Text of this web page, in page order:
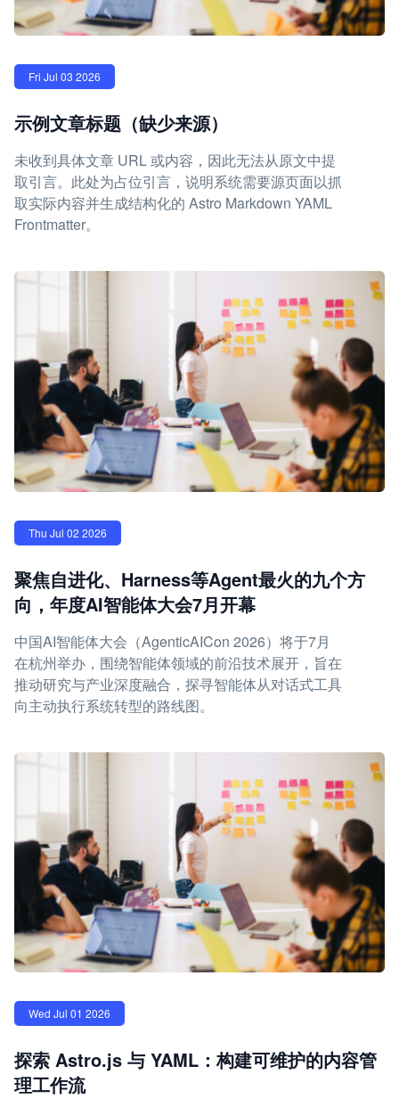
Fri Jul 03 2026
示例文章标题（缺少来源）
未收到具体文章 URL 或内容，因此无法从原文中提
取引言。此处为占位引言，说明系统需要源页面以抓
取实际内容并生成结构化的 Astro Markdown YAML
Frontmatter。
Thu Jul 02 2026
聚焦自进化、Harness等Agent最火的九个方
向，年度AI智能体大会7月开幕
中国AI智能体大会（AgenticAICon 2026）将于7月
在杭州举办，围绕智能体领域的前沿技术展开，旨在
推动研究与产业深度融合，探寻智能体从对话式工具
向主动执行系统转型的路线图。
Wed Jul 01 2026
探索 Astro.js 与 YAML：构建可维护的内容管
理工作流